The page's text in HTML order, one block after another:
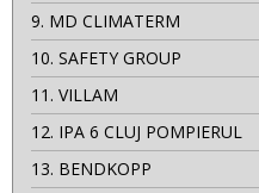
9. MD CLIMATERM
10. SAFETY GROUP
11. VILLAM
12. IPA 6 CLUJ POMPIERUL
13. BENDKOPP